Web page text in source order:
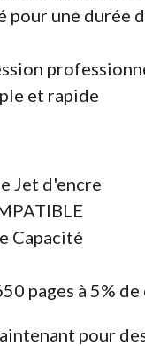
pour une durée
et rapide
Jet d'encre
Capacité
pages à 5%
pour